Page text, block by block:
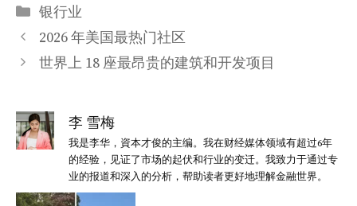
分
类
银行业
2026 年美国最热门社区
世界上 18 座最昂贵的建筑和开发项目
李 雪梅
我是李华，資本才俊的主编。我在财经媒体领域有超过6年
的经验，见证了市场的起伏和行业的变迁。我致力于通过专
业的报道和深入的分析，帮助读者更好地理解金融世界。